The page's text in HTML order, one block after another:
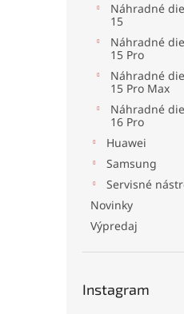
Náhradné
15
Náhradné
15 Pro
Náhradné
15 Pro Max
Náhradné
16 Pro
Huawei
Samsung
Servisné
Novinky
Výpredaj
Instagram